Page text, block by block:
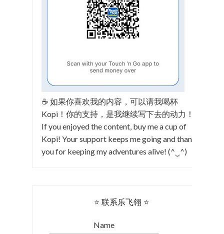
☕ 如果你喜欢我的内容，可以请我喝杯
Kopi！你的支持，是我继续写下去的动力！
If you enjoyed the content, buy me a cup of
Kopi! Your support keeps me going and thank
you for keeping my adventures alive! (^‿^)
⭐ 联系乐飞翎 ⭐
Name